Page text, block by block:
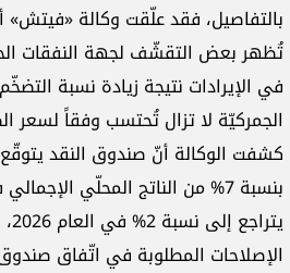
تُظهر بعض التقشّف لجهة النفقات
في الإيرادات نتيجة زيادة نسبة
الجمركيّة لا تزال تُحتسب وفقاً
كشفت الوكالة أنّ صندوق النقد يتوقّع
الإصلاحات المطلوبة في اتّفاق